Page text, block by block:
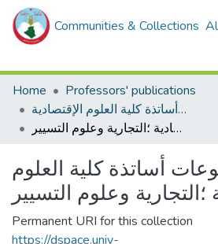
Communities & Collections
Home
Professors' publications
مطبوعات أساتذة كلية العلوم الإقتصادية
مطبوعات أساتذة كلية العلوم الإقتصادية ؛التجارية وعلوم التسيير
أساتذة كلية العلوم
؛التجارية وعلوم التسيير
Permanent URI for this collection
https://dspace.univ-